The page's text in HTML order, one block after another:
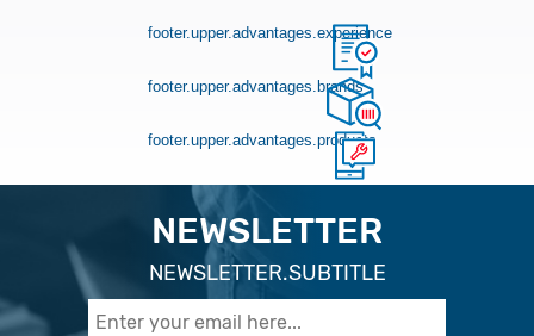
footer.upper.advantages.experience
footer.upper.advantages.brands
footer.upper.advantages.products
NEWSLETTER
NEWSLETTER.SUBTITLE